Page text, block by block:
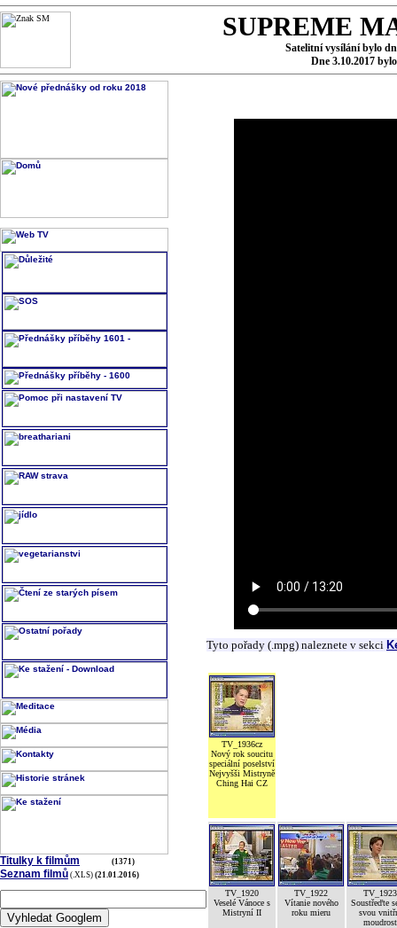
SUPREME
Satelitní vysílání bylo
Dne 3.10.2017
Titulky k filmům (1371)
Seznam filmů (.XLS) (21.01.2016)
Tyto pořady (.mpg) naleznete v sekci
TV_1936cz
Nový rok soucitu
speciální poselství
Nejvyšši Mistryně
Ching Hai CZ
TV_1920
Veselé Vánoce s
Mistryní II
TV_1922
Vítanie nového
roku mieru
TV_1923
Soustřeďte
svou
moudrost